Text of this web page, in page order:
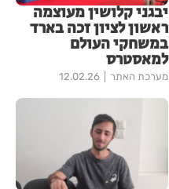
יבגני קלושין מעוצמה
ראשון לציון זכה בארד
במשחקי העולם
למאסטרס
מערכת האתר 12.02.26